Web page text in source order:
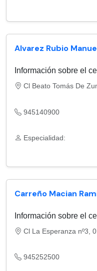
Alvarez Rubio
Información sobre el
Cl Beato Tomás De
945140900
Especialidad:
Carreño Macian
Información sobre el
Cl La Esperanza nº3,
945252500